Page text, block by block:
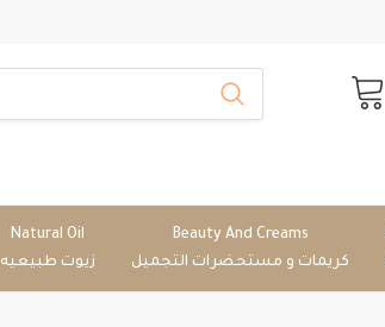
Natural Oil
زيوت طبيعيه
Beauty And Creams
كريمات و مستحضرات التجميل